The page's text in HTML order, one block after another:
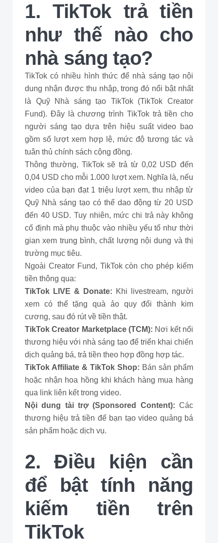
1. TikTok trả tiền
như thế nào cho
nhà sáng tạo?
TikTok có nhiều hình thức để nhà sáng tạo nội
dung nhận được thu nhập, trong đó nổi bật nhất
là Quỹ Nhà sáng tạo TikTok (TikTok Creator
Fund). Đây là chương trình TikTok trả tiền cho
người sáng tạo dựa trên hiệu suất video bao
gồm số lượt xem hợp lệ, mức độ tương tác và
tuân thủ chính sách cộng đồng.
Thông thường, TikTok sẽ trả từ 0,02 USD đến
0,04 USD cho mỗi 1.000 lượt xem. Nghĩa là, nếu
video của bạn đạt 1 triệu lượt xem, thu nhập từ
Quỹ Nhà sáng tạo có thể dao động từ 20 USD
đến 40 USD. Tuy nhiên, mức chi trả này không
cố định mà phụ thuộc vào nhiều yếu tố như thời
gian xem trung bình, chất lượng nội dung và thị
trường mục tiêu.
Ngoài Creator Fund, TikTok còn cho phép kiếm
tiền thông qua:
TikTok LIVE & Donate: Khi livestream, người
xem có thể tặng quà ảo quy đổi thành kim
cương, sau đó rút về tiền thật.
TikTok Creator Marketplace (TCM): Nơi kết nối
thương hiệu với nhà sáng tạo để triển khai chiến
dịch quảng bá, trả tiền theo hợp đồng hợp tác.
TikTok Affiliate & TikTok Shop: Bán sản phẩm
hoặc nhận hoa hồng khi khách hàng mua hàng
qua link liên kết trong video.
Nội dung tài trợ (Sponsored Content): Các
thương hiệu trả tiền để bạn tạo video quảng bá
sản phẩm hoặc dịch vụ.
2. Điều kiện cần
để bật tính năng
kiếm tiền trên
TikTok